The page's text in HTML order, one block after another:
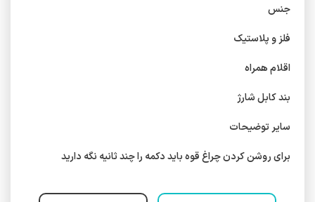
جنس
فلز و پلاستیک
اقلام همراه
بند کابل شارژ
سایر توضیحات
برای روشن کردن چراغ قوه باید دکمه را چند ثانیه نگه دارید